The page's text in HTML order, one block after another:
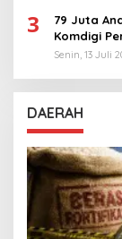
3
79 Juta
Komdigi
Senin, 13 Juli
DAERAH